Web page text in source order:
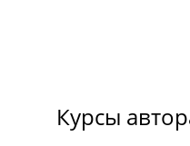
Курсы